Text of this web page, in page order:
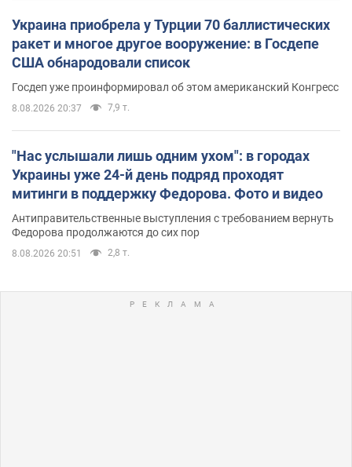
Украина приобрела у Турции 70 баллистических
ракет и многое другое вооружение: в Госдепе
США обнародовали список
Госдеп уже проинформировал об этом американский Конгресс
8.08.2026 20:37 7,9 т.
"Нас услышали лишь одним ухом": в городах
Украины уже 24-й день подряд проходят
митинги в поддержку Федорова. Фото и видео
Антиправительственные выступления с требованием вернуть
Федорова продолжаются до сих пор
8.08.2026 20:51 2,8 т.